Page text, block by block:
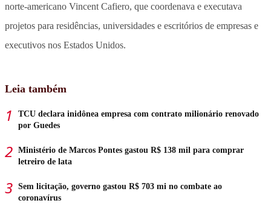
norte-americano Vincent Cafiero, que coordenava e executava
projetos para residências, universidades e escritórios de empresas e
executivos nos Estados Unidos.
Leia também
TCU declara inidônea empresa com contrato milionário renovado
por Guedes
Ministério de Marcos Pontes gastou R$ 138 mil para comprar
letreiro de lata
Sem licitação, governo gastou R$ 703 mi no combate ao
coronavírus